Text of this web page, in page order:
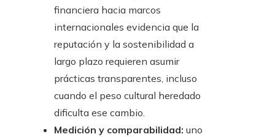
financiera hacia marcos
internacionales evidencia que la
reputación y la sostenibilidad a
largo plazo requieren asumir
prácticas transparentes, incluso
cuando el peso cultural heredado
dificulta ese cambio.
Medición y comparabilidad: uno